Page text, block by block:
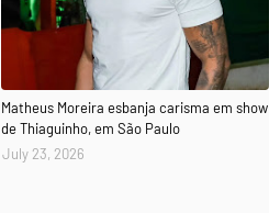
Matheus Moreira esbanja carisma em show
de Thiaguinho, em São Paulo
July 23, 2026